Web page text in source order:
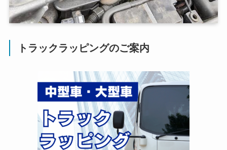
トラックラッピングのご案内